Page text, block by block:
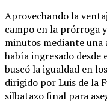
Aprovechando la
campo en la prórroga
minutos mediante una
había ingresado desde
buscó la igualdad en
dirigido por Luis de la
silbatazo final para